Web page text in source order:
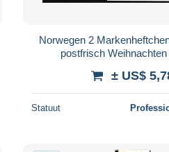
Norwegen 2
postfrisch
± US$
Statuut